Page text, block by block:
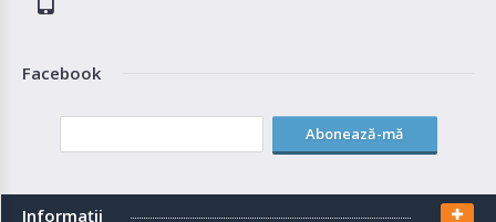
Facebook
Abonează-mă
Informaţii